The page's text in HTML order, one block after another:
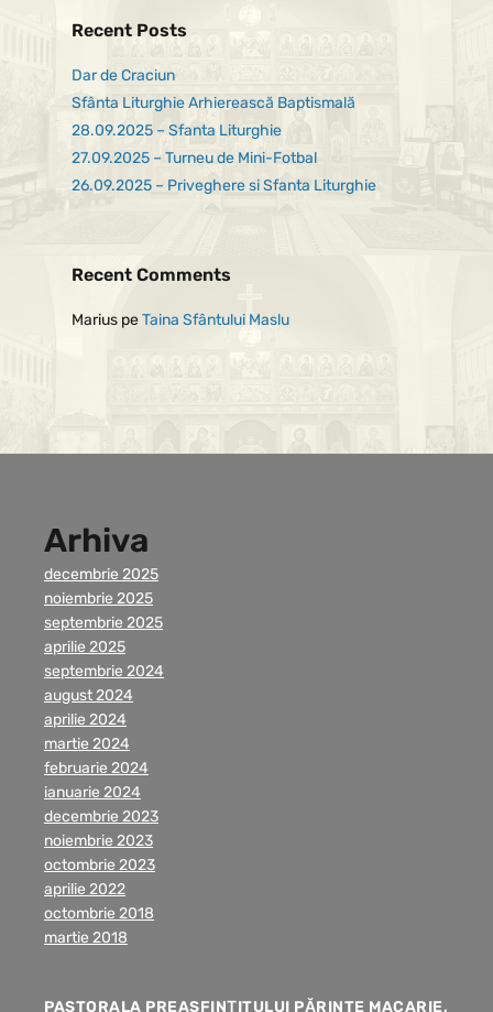
Recent Posts
Dar de Craciun
Sfânta Liturghie Arhierească Baptismală
28.09.2025 – Sfanta Liturghie
27.09.2025 – Turneu de Mini-Fotbal
26.09.2025 – Priveghere si Sfanta Liturghie
Recent Comments
Marius peTaina Sfântului Maslu
Arhiva
decembrie 2025
noiembrie 2025
septembrie 2025
aprilie 2025
septembrie 2024
august 2024
aprilie 2024
martie 2024
februarie 2024
ianuarie 2024
decembrie 2023
noiembrie 2023
octombrie 2023
aprilie 2022
octombrie 2018
martie 2018
PASTORALA PREASFINȚITULUI PĂRINTE MACARIE,